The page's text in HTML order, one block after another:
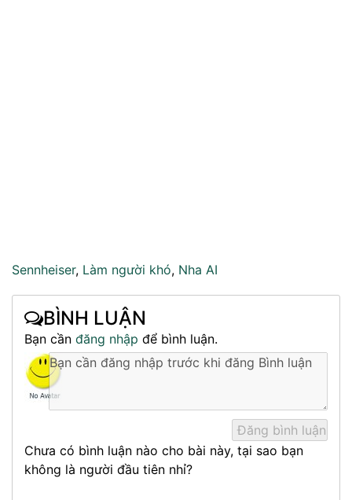
Sennheiser, Làm người khó, Nha AI
BÌNH LUẬN
Bạn cần đăng nhập để bình luận.
Chưa có bình luận nào cho bài này, tại sao bạn
không là người đầu tiên nhỉ?